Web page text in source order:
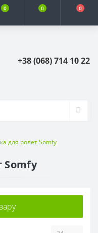
0 0 0
+38 (068) 714 10 22
для ролет Somfy
Somfy